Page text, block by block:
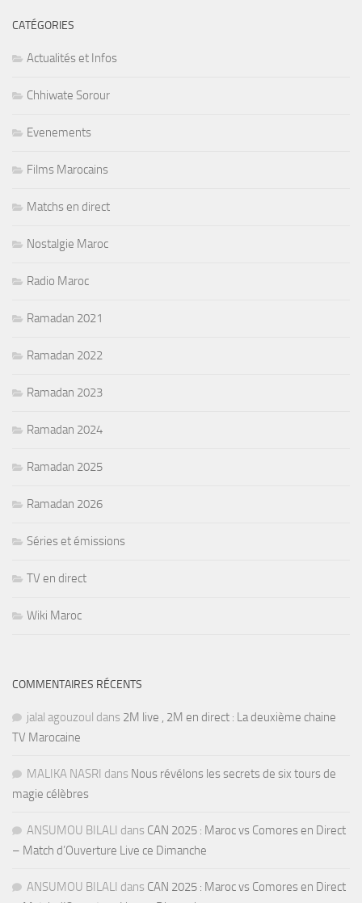
CATÉGORIES
Actualités et Infos
Chhiwate Sorour
Evenements
Films Marocains
Matchs en direct
Nostalgie Maroc
Radio Maroc
Ramadan 2021
Ramadan 2022
Ramadan 2023
Ramadan 2024
Ramadan 2025
Ramadan 2026
Séries et émissions
TV en direct
Wiki Maroc
COMMENTAIRES RÉCENTS
jalal agouzoul dans 2M live , 2M en direct : La deuxième chaine
TV Marocaine
MALIKA NASRI dans Nous révélons les secrets de six tours de
magie célèbres
ANSUMOU BILALI dans CAN 2025 : Maroc vs Comores en Direct
– Match d’Ouverture Live ce Dimanche
ANSUMOU BILALI dans CAN 2025 : Maroc vs Comores en Direct